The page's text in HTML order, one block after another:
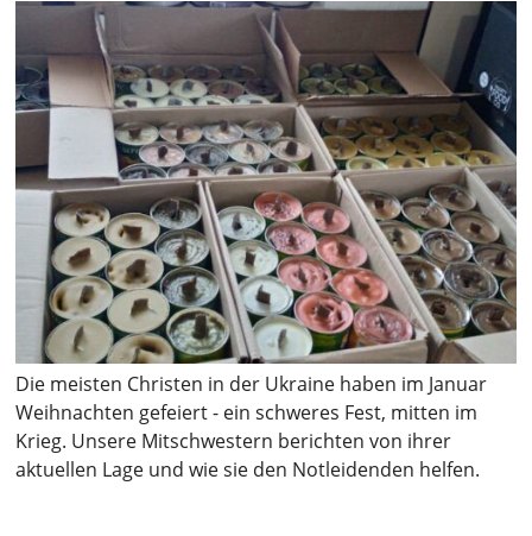
Die meisten Christen in der Ukraine haben im Januar
Weihnachten gefeiert - ein schweres Fest, mitten im
Krieg. Unsere Mitschwestern berichten von ihrer
aktuellen Lage und wie sie den Notleidenden helfen.